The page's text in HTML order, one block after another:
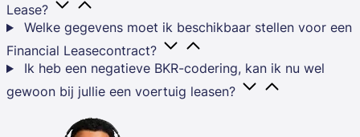
Lease?
Welke gegevens moet ik beschikbaar stellen voor een
Financial Leasecontract?
Ik heb een negatieve BKR-codering, kan ik nu wel
gewoon bij jullie een voertuig leasen?